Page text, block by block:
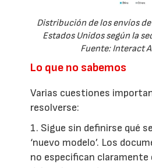
Distribución de los envíos
Estados Unidos según la
Fuente: Interact
Lo que no sabemos
Varias cuestiones
resolverse:
1. Sigue sin definirse qué
‘nuevo modelo’. Los
no especifican claramente